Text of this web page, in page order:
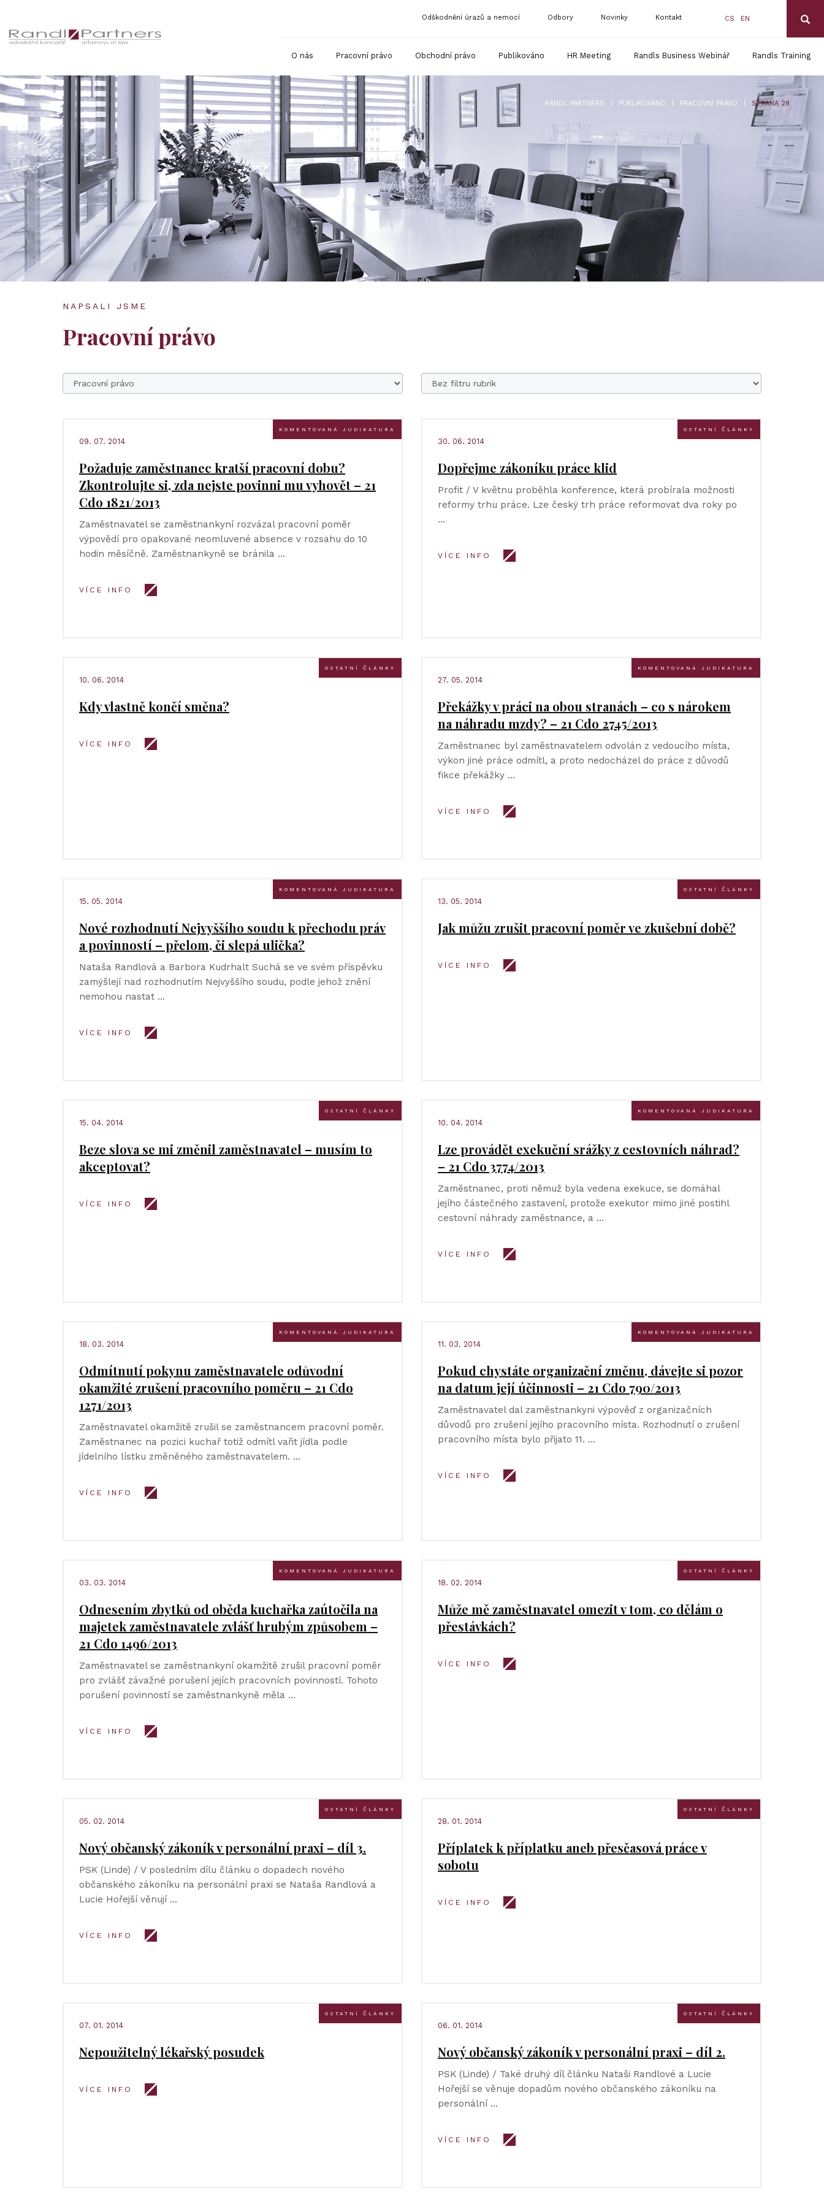
CS EN
Odškodnění úrazů a nemocí Odbory Novinky Kontakt
O nás Pracovní právo Obchodní právo Publikováno HR Meeting Randls Business Webinář Randls Training
RANDL PARTNERS PUBLIKOVÁNO PRACOVNÍ PRÁVO STRANA 28
NAPSALI JSME
Pracovní právo
KOMENTOVANÁ JUDIKATURA
09. 07. 2014
Požaduje zaměstnanec kratší pracovní dobu?
Zkontrolujte si, zda nejste povinni mu vyhovět – 21
Cdo 1821/2013
Zaměstnavatel se zaměstnankyní rozvázal pracovní poměr
výpovědí pro opakované neomluvené absence v rozsahu do 10
hodin měsíčně. Zaměstnankyně se bránila …
VÍCE INFO
OSTATNÍ ČLÁNKY
30. 06. 2014
Dopřejme zákoníku práce klid
Profit / V květnu proběhla konference, která probírala možnosti
reformy trhu práce. Lze český trh práce reformovat dva roky po
…
VÍCE INFO
OSTATNÍ ČLÁNKY
10. 06. 2014
Kdy vlastně končí směna?
VÍCE INFO
KOMENTOVANÁ JUDIKATURA
27. 05. 2014
Překážky v práci na obou stranách – co s nárokem
na náhradu mzdy? – 21 Cdo 2745/2013
Zaměstnanec byl zaměstnavatelem odvolán z vedoucího místa,
výkon jiné práce odmítl, a proto nedocházel do práce z důvodů
fikce překážky …
VÍCE INFO
KOMENTOVANÁ JUDIKATURA
15. 05. 2014
Nové rozhodnutí Nejvyššího soudu k přechodu práv
a povinností – přelom, či slepá ulička?
Nataša Randlová a Barbora Kudrhalt Suchá se ve svém příspěvku
zamýšlejí nad rozhodnutím Nejvyššího soudu, podle jehož znění
nemohou nastat …
VÍCE INFO
OSTATNÍ ČLÁNKY
13. 05. 2014
Jak můžu zrušit pracovní poměr ve zkušební době?
VÍCE INFO
OSTATNÍ ČLÁNKY
15. 04. 2014
Beze slova se mi změnil zaměstnavatel – musím to
akceptovat?
VÍCE INFO
KOMENTOVANÁ JUDIKATURA
10. 04. 2014
Lze provádět exekuční srážky z cestovních náhrad?
– 21 Cdo 3774/2013
Zaměstnanec, proti němuž byla vedena exekuce, se domáhal
jejího částečného zastavení, protože exekutor mimo jiné postihl
cestovní náhrady zaměstnance, a …
VÍCE INFO
KOMENTOVANÁ JUDIKATURA
18. 03. 2014
Odmítnutí pokynu zaměstnavatele odůvodní
okamžité zrušení pracovního poměru – 21 Cdo
1271/2013
Zaměstnavatel okamžitě zrušil se zaměstnancem pracovní poměr.
Zaměstnanec na pozici kuchař totiž odmítl vařit jídla podle
jídelního lístku změněného zaměstnavatelem. …
VÍCE INFO
KOMENTOVANÁ JUDIKATURA
11. 03. 2014
Pokud chystáte organizační změnu, dávejte si pozor
na datum její účinnosti – 21 Cdo 790/2013
Zaměstnavatel dal zaměstnankyni výpověď z organizačních
důvodů pro zrušení jejího pracovního místa. Rozhodnutí o zrušení
pracovního místa bylo přijato 11. …
VÍCE INFO
KOMENTOVANÁ JUDIKATURA
03. 03. 2014
Odnesením zbytků od oběda kuchařka zaútočila na
majetek zaměstnavatele zvlášť hrubým způsobem –
21 Cdo 1496/2013
Zaměstnavatel se zaměstnankyní okamžitě zrušil pracovní poměr
pro zvlášť závažné porušení jejích pracovních povinností. Tohoto
porušení povinností se zaměstnankyně měla …
VÍCE INFO
OSTATNÍ ČLÁNKY
18. 02. 2014
Může mě zaměstnavatel omezit v tom, co dělám o
přestávkách?
VÍCE INFO
OSTATNÍ ČLÁNKY
05. 02. 2014
Nový občanský zákoník v personální praxi – díl 3.
PSK (Linde) / V posledním dílu článku o dopadech nového
občanského zákoníku na personální praxi se Nataša Randlová a
Lucie Hořejší věnují …
VÍCE INFO
OSTATNÍ ČLÁNKY
28. 01. 2014
Příplatek k příplatku aneb přesčasová práce v
sobotu
VÍCE INFO
OSTATNÍ ČLÁNKY
07. 01. 2014
Nepoužitelný lékařský posudek
VÍCE INFO
OSTATNÍ ČLÁNKY
06. 01. 2014
Nový občanský zákoník v personální praxi – díl 2.
PSK (Linde) / Také druhý díl článku Nataši Randlové a Lucie
Hořejší se věnuje dopadům nového občanského zákoníku na
personální …
VÍCE INFO